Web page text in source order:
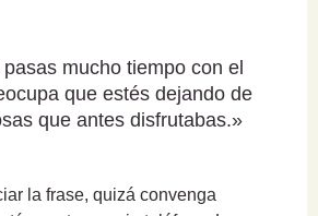
mucho tiempo con el
que estés dejando de
que antes disfrutabas.»
la frase, quizá convenga